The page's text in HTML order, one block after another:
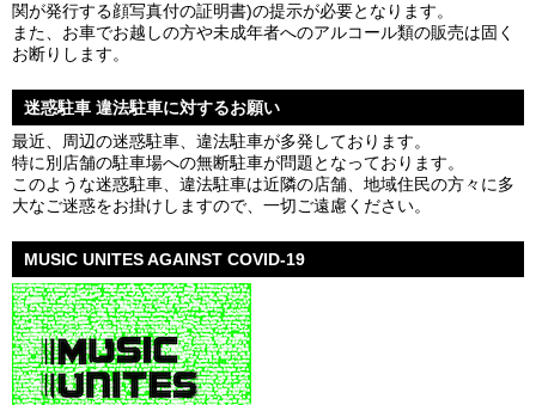
関が発行する顔写真付の証明書)の提示が必要となります。
また、お車でお越しの方や未成年者へのアルコール類の販売は固く
お断りします。
迷惑駐車 違法駐車に対するお願い
最近、周辺の迷惑駐車、違法駐車が多発しております。
特に別店舗の駐車場への無断駐車が問題となっております。
このような迷惑駐車、違法駐車は近隣の店舗、地域住民の方々に多
大なご迷惑をお掛けしますので、一切ご遠慮ください。
MUSIC UNITES AGAINST COVID-19